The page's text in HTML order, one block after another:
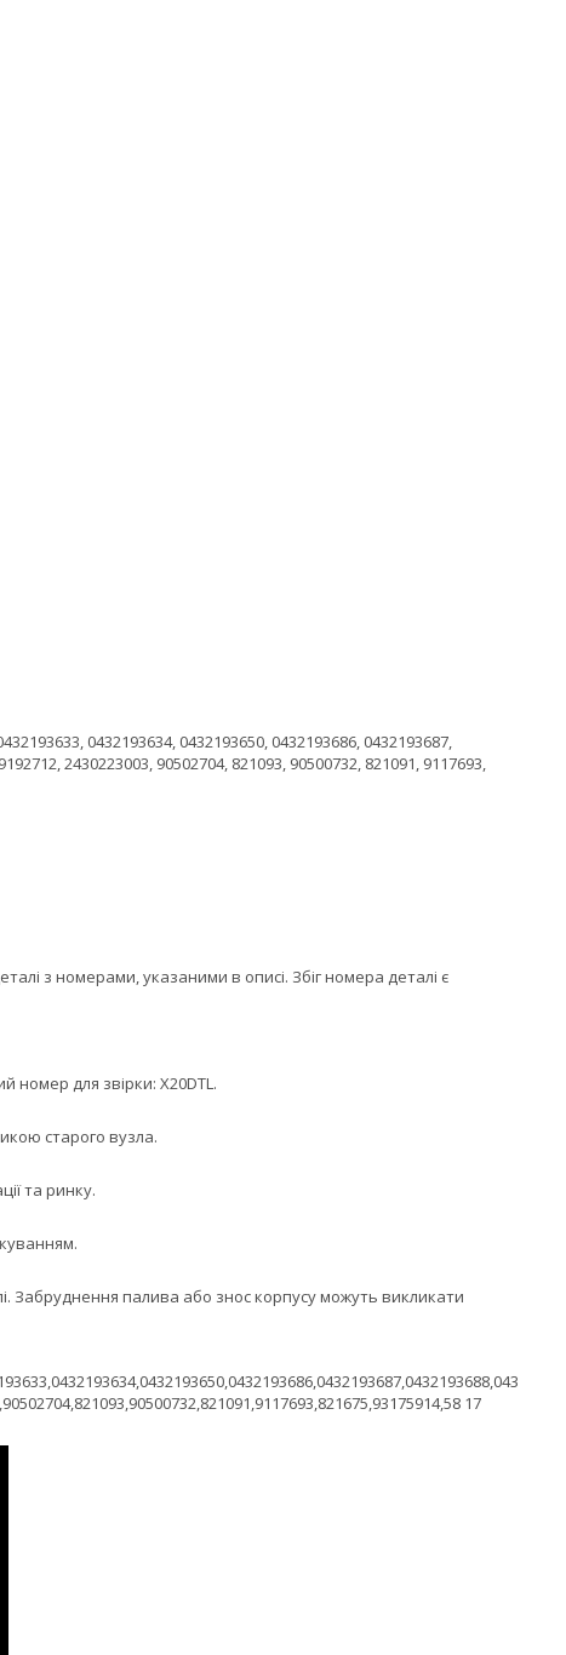
0432193634, 0432193650, 0432193686, 0432193687,
2430223003, 90502704, 821093, 90500732, 821091, 9117693,
з номерами, указаними в описі. Збіг номера деталі є
номер для звірки: X20DTL.
старого вузла.
та ринку.
Забруднення палива або знос корпусу можуть викликати
17